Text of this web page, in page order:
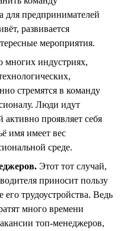
для предпринимателей
развивается
мероприятия.
многих индустриях,
стремятся в команду
Люди идут
активно проявляет себя
имя имеет вес
среде.
Этот тот случай,
приносит пользу
трудоустройства. Ведь
много времени
топ-менеджеров,